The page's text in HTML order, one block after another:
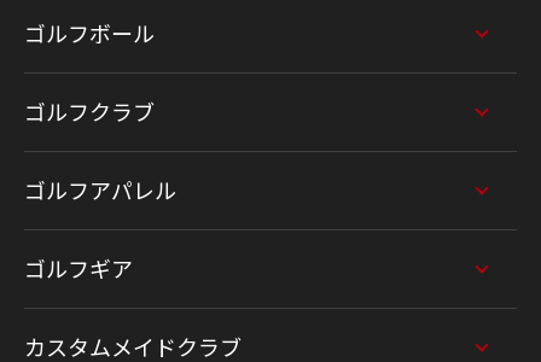
ゴルフボール
ゴルフクラブ
ゴルフアパレル
ゴルフギア
カスタムメイドクラブ